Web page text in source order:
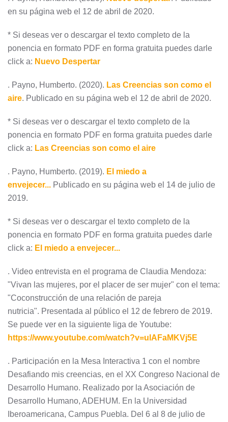
en su página web el 12 de abril de 2020.
* Si deseas ver o descargar el texto completo de la
ponencia en formato PDF en forma gratuita puedes darle
click a: Nuevo Despertar
. Payno, Humberto. (2020). Las Creencias son como el
aire. Publicado en su página web el 12 de abril de 2020.
* Si deseas ver o descargar el texto completo de la
ponencia en formato PDF en forma gratuita puedes darle
click a: Las Creencias son como el aire
. Payno, Humberto. (2019). El miedo a
envejecer... Publicado en su página web el 14 de julio de
2019.
* Si deseas ver o descargar el texto completo de la
ponencia en formato PDF en forma gratuita puedes darle
click a: El miedo a envejecer...
. Video entrevista en el programa de Claudia Mendoza:
"Vivan las mujeres, por el placer de ser mujer" con el tema:
"Coconstrucción de una relación de pareja
nutricia". Presentada al público el 12 de febrero de 2019.
Se puede ver en la siguiente liga de Youtube:
https://www.youtube.com/watch?v=ulAFaMKVj5E
. Participación en la Mesa Interactiva 1 con el nombre
Desafiando mis creencias, en el XX Congreso Nacional de
Desarrollo Humano. Realizado por la Asociación de
Desarrollo Humano, ADEHUM. En la Universidad
Iberoamericana, Campus Puebla. Del 6 al 8 de julio de